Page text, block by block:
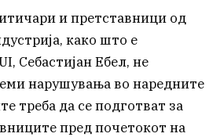
и претставници од
како што е
Себастијан Ебел, не
нарушувања во наредните
треба да се подготват за
пред почетокот на